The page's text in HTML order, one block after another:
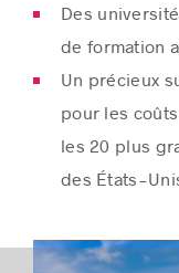
Des
de formation
Un précieux
pour les
les 20 plus
des États-